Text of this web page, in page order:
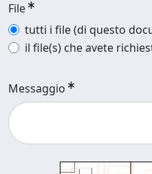
File
tutti i file (di questo
il file(s) che avete
Messaggio